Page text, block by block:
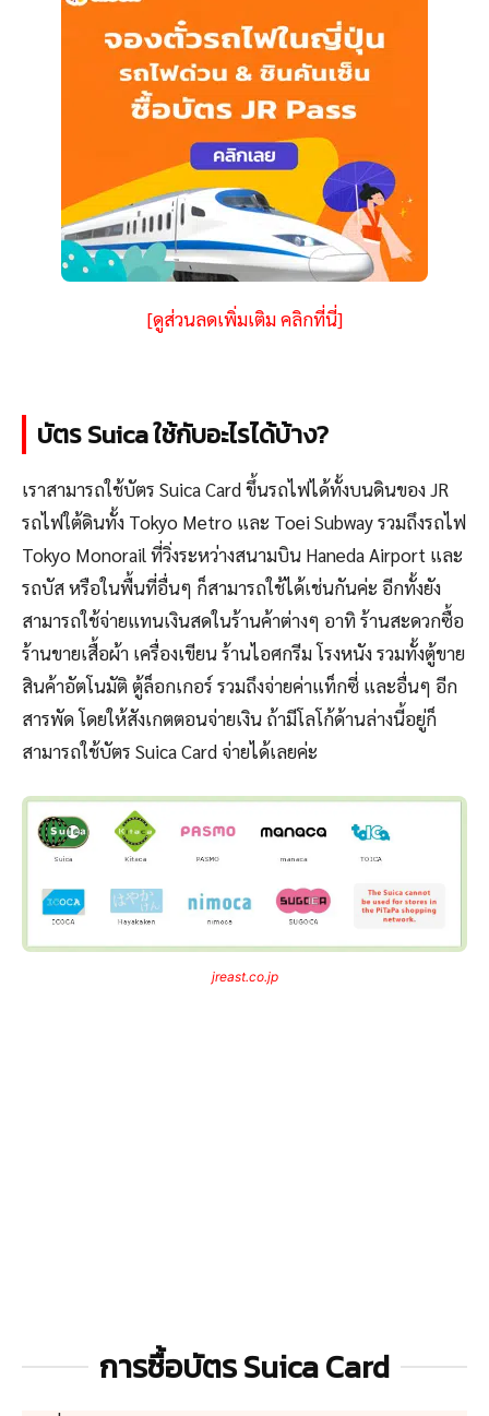
[ดูส่วนลดเพิ่มเติม คลิกที่นี่]
บัตร Suica ใช้กับอะไรได้บ้าง?
เราสามารถใช้บัตร Suica Card ขึ้นรถไฟได้ทั้งบนดินของ JR
รถไฟใต้ดินทั้ง Tokyo Metro และ Toei Subway รวมถึงรถไฟ
Tokyo Monorail ที่วิ่งระหว่างสนามบิน Haneda Airport และ
รถบัส หรือในพื้นที่อื่นๆ ก็สามารถใช้ได้เช่นกันค่ะ อีกทั้งยัง
สามารถใช้จ่ายแทนเงินสดในร้านค้าต่างๆ อาทิ ร้านสะดวกซื้อ
ร้านขายเสื้อผ้า เครื่องเขียน ร้านไอศกรีม โรงหนัง รวมทั้งตู้ขาย
สินค้าอัตโนมัติ ตู้ล็อกเกอร์ รวมถึงจ่ายค่าแท็กซี่ และอื่นๆ อีก
สารพัด โดยให้สังเกตตอนจ่ายเงิน ถ้ามีโลโก้ด้านล่างนี้อยู่ก็
สามารถใช้บัตร Suica Card จ่ายได้เลยค่ะ
jreast.co.jp
การซื้อบัตร Suica Card